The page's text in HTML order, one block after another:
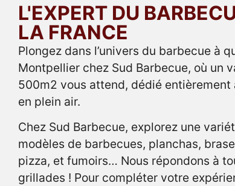
L'EXPERT DU
LA FRANCE
Plongez dans l’univers du barbecue à
Montpellier chez Sud Barbecue, où un
500m2 vous attend, dédié entièrement
en plein air.
Chez Sud Barbecue, explorez une
modèles de barbecues, planchas,
pizza, et fumoirs… Nous répondons à
grillades ! Pour compléter votre